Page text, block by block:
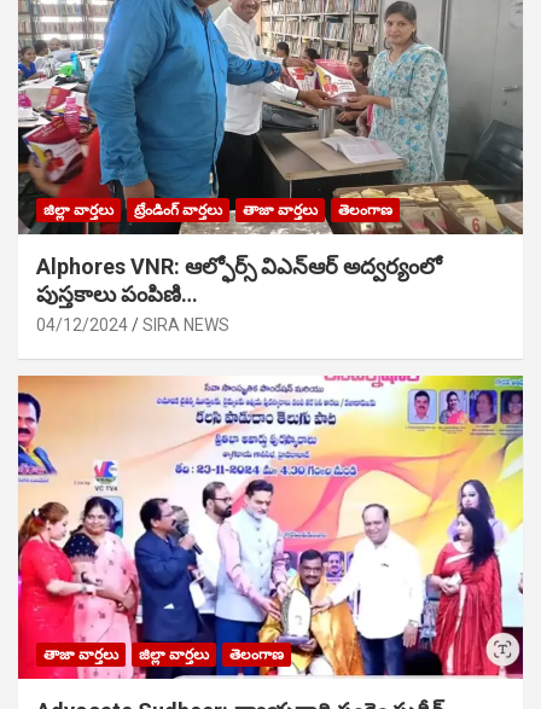
జిల్లా వార్తలు ట్రేండింగ్ వార్తలు తాజా వార్తలు తెలంగాణ
Alphores VNR: ఆల్ఫోర్స్ విఎన్ఆర్ అద్వర్యంలో
పుస్తకాలు పంపిణి…
04/12/2024 SIRA NEWS
తాజా వార్తలు జిల్లా వార్తలు తెలంగాణ